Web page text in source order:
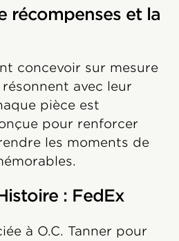
récompenses et la
concevoir sur mesure
avec leur
pièce est
pour renforcer
les moments de
: FedEx
à O.C. Tanner pour